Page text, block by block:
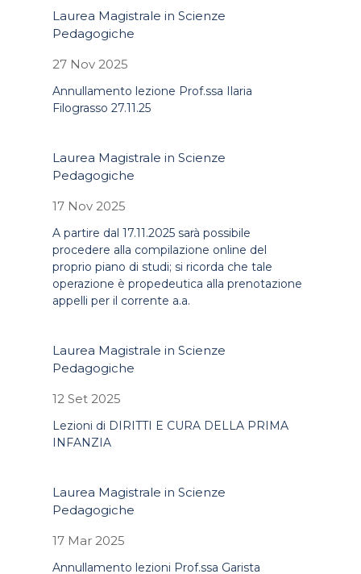
Laurea Magistrale in Scienze
Pedagogiche
27 Nov 2025
Annullamento lezione Prof.ssa Ilaria
Filograsso 27.11.25
Laurea Magistrale in Scienze
Pedagogiche
17 Nov 2025
A partire dal 17.11.2025 sarà possibile
procedere alla compilazione online del
proprio piano di studi; si ricorda che tale
operazione è propedeutica alla prenotazione
appelli per il corrente a.a.
Laurea Magistrale in Scienze
Pedagogiche
12 Set 2025
Lezioni di DIRITTI E CURA DELLA PRIMA
INFANZIA
Laurea Magistrale in Scienze
Pedagogiche
17 Mar 2025
Annullamento lezioni Prof.ssa Garista